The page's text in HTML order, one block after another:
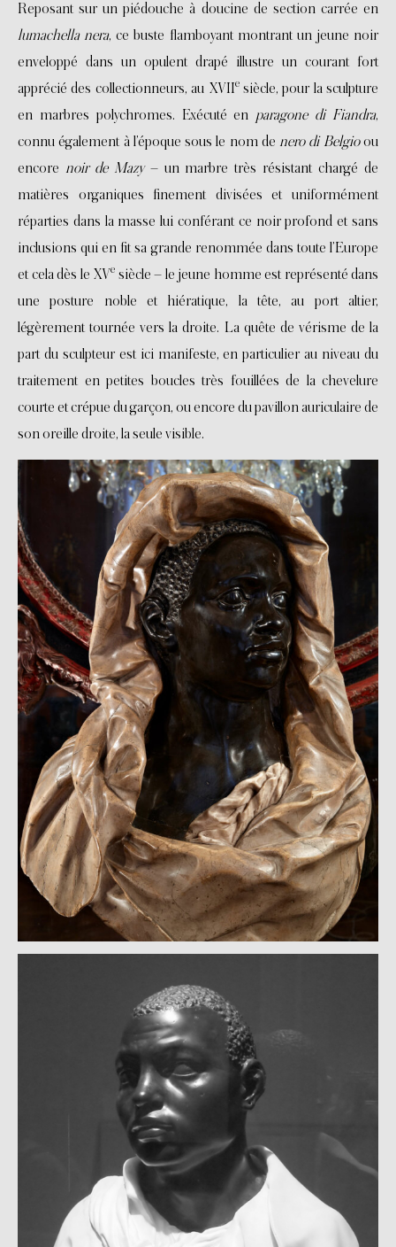
Reposant sur un piédouche à doucine de section carrée en
lumachella nera, ce buste flamboyant montrant un jeune noir
enveloppé dans un opulent drapé illustre un courant fort
apprécié des collectionneurs, au XVIIesiècle, pour la sculpture
en marbres polychromes. Exécuté en paragone di Fiandra,
connu également à l’époque sous le nom denero di Belgioou
encore noir de Mazy– un marbre très résistant chargé de
matières organiques finement divisées et uniformément
réparties dans la masse lui conférant ce noir profond et sans
inclusions qui en fit sa grande renommée dans toute l’Europe
et cela dès le XVe siècle – le jeune homme est représenté dans
une posture noble et hiératique, la tête, au port altier,
légèrement tournée vers la droite. La quête de vérisme de la
part du sculpteur est ici manifeste, en particulier au niveau du
traitement en petites boucles très fouillées de la chevelure
courte et crépue du garçon, ou encore du pavillon auriculaire de
son oreille droite, la seule visible.